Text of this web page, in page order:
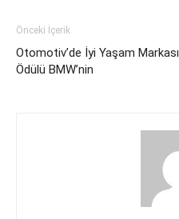
Önceki İçerik
Otomotiv’de İyi Yaşam Markası
Ödülü BMW’nin